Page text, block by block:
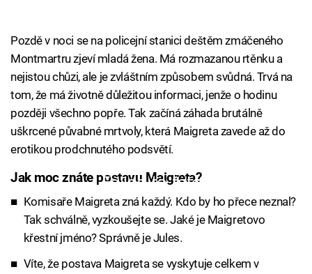
Pozdě v noci se na policejní stanici deštěm zmáčeného
Montmartru zjeví mladá žena. Má rozmazanou rtěnku a
nejistou chůzi, ale je zvláštním způsobem svůdná. Trvá na
tom, že má životně důležitou informaci, jenže o hodinu
později všechno popře. Tak začíná záhada brutálně
uškrcené půvabné mrtvoly, která Maigreta zavede až do
erotikou prodchnutého podsvětí.
Failed to fetch
Jak moc znáte postavu Maigreta?
Komisaře Maigreta zná každý. Kdo by ho přece neznal?
Tak schválně, vyzkoušejte se. Jaké je Maigretovo
křestní jméno? Správně je Jules.
Víte, že postava Maigreta se vyskytuje celkem v